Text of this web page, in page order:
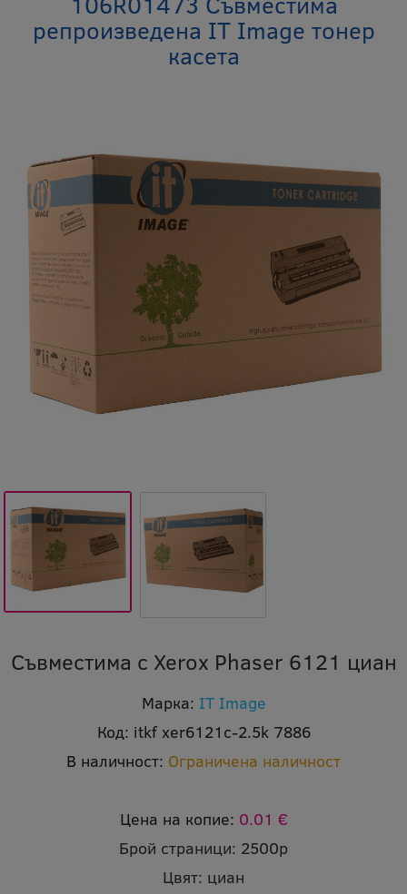
репроизведена IT Image тонер
касета
Съвместима с Xerox Phaser 6121 циан
Марка: IT Image
Код: itkf xer6121c-2.5k 7886
В наличност: Ограничена наличност
Цена на копие: 0.01 €
Брой страници: 2500p
Цвят: циан